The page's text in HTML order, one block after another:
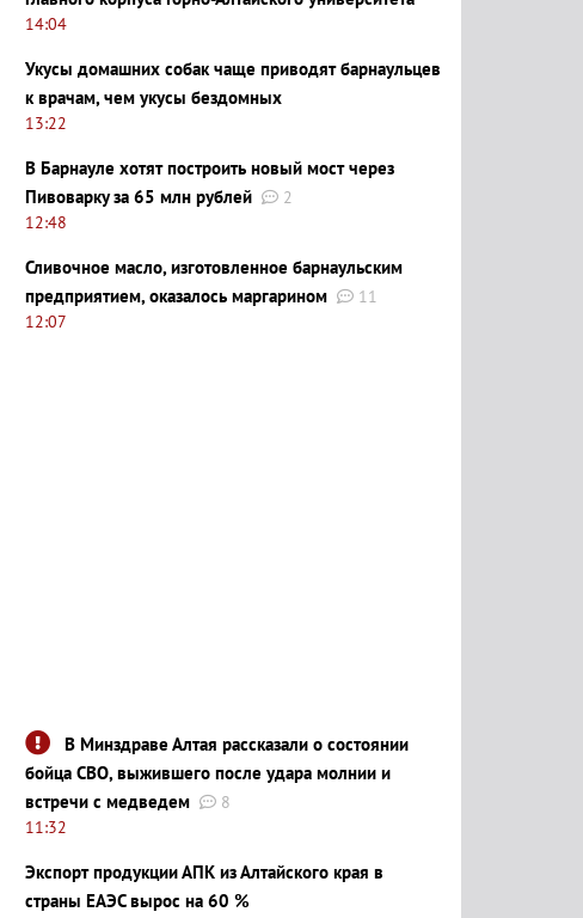
14:04
Укусы домашних собак чаще приводят барнаульцев
к врачам, чем укусы бездомных
13:22
В Барнауле хотят построить новый мост через
Пивоварку за 65 млн рублей
2
12:48
Сливочное масло, изготовленное барнаульским
предприятием, оказалось маргарином
11
12:07
В Минздраве Алтая рассказали о состоянии
бойца СВО, выжившего после удара молнии и
встречи с медведем
8
11:32
Экспорт продукции АПК из Алтайского края в
страны ЕАЭС вырос на 60 %